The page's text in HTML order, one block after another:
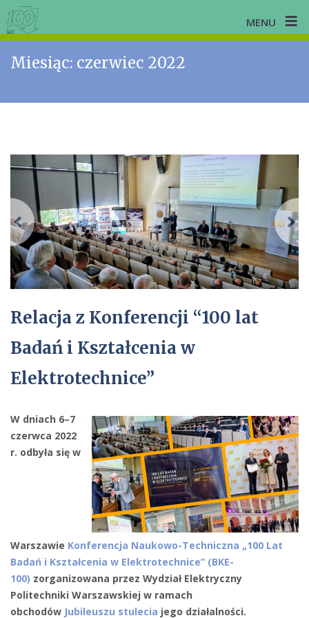
MENU ≡
Miesiąc: czerwiec 2022
Previous
Relacja z Konferencji “100 lat
Badań i Kształcenia w
Elektrotechnice”
W dniach 6–7
czerwca 2022
r. odbyła się w
Warszawie Konferencja Naukowo-Techniczna „100 Lat
Badań i Kształcenia w Elektrotechnice” (BKE-
100) zorganizowana przez Wydział Elektryczny
Politechniki Warszawskiej w ramach
obchodów Jubileuszu stulecia jego działalności.